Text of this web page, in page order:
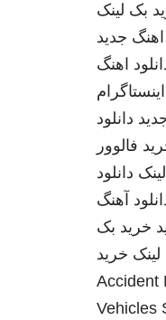
بک لینک
اهنگ جدید
اهنگ
دانلود
فالوور
دانلود
آهنگ
خرید بک
خرید
Accident
Vehicles